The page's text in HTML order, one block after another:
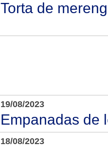
Torta de
19/08/2023
Empanadas de
18/08/2023